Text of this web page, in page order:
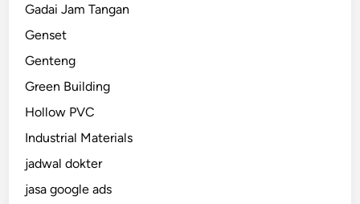
Gadai Jam Tangan
Genset
Genteng
Green Building
Hollow PVC
Industrial Materials
jadwal dokter
jasa google ads